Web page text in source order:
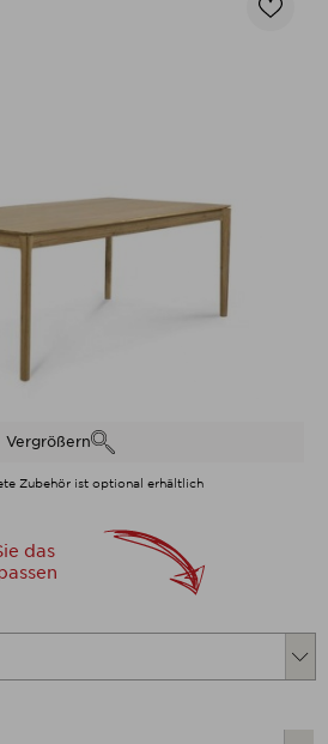
Vergrößern
Zubehör ist optional erhältlich
das
Sie das
Sie das